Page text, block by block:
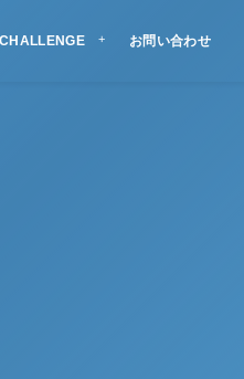
お問い合わせ